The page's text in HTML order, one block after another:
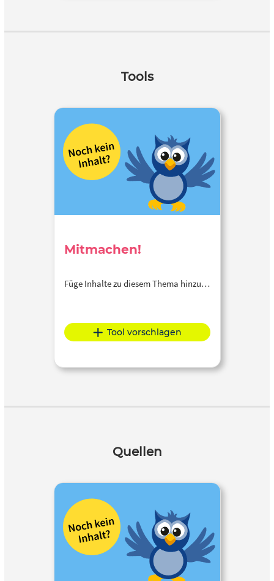
Tools
Mitmachen!
Füge Inhalte zu diesem Thema hinzu…
Tool vorschlagen
Quellen